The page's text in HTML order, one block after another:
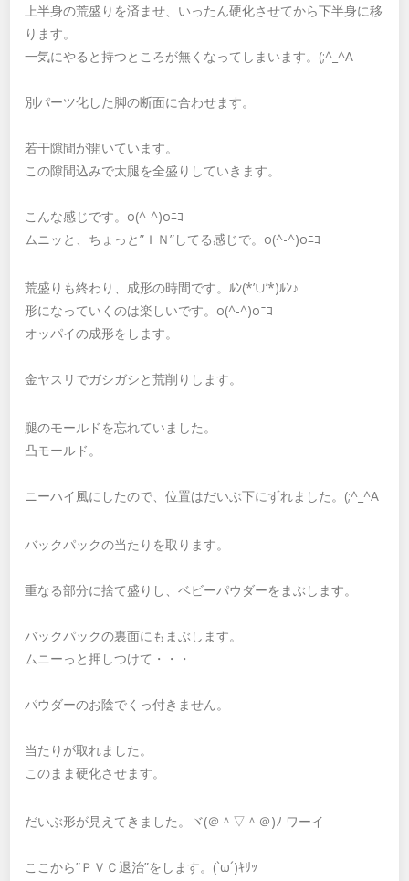
上半身の荒盛りを済ませ、いったん硬化させてから下半身に移
ります。
一気にやると持つところが無くなってしまいます。(;^_^A
別パーツ化した脚の断面に合わせます。
若干隙間が開いています。
この隙間込みで太腿を全盛りしていきます。
こんな感じです。o(^-^)oﾆｺ
ムニッと、ちょっと”ＩＮ”してる感じで。o(^-^)oﾆｺ
荒盛りも終わり、成形の時間です。ﾙﾝ(*’∪’*)ﾙﾝ♪
形になっていくのは楽しいです。o(^-^)oﾆｺ
オッパイの成形をします。
金ヤスリでガシガシと荒削りします。
腿のモールドを忘れていました。
凸モールド。
ニーハイ風にしたので、位置はだいぶ下にずれました。(;^_^A
バックパックの当たりを取ります。
重なる部分に捨て盛りし、ベビーパウダーをまぶします。
バックパックの裏面にもまぶします。
ムニーっと押しつけて・・・
パウダーのお陰でくっ付きません。
当たりが取れました。
このまま硬化させます。
だいぶ形が見えてきました。ヾ(＠＾▽＾＠)ﾉ ワーイ
ここから”ＰＶＣ退治”をします。(`ω´)ｷﾘｯ